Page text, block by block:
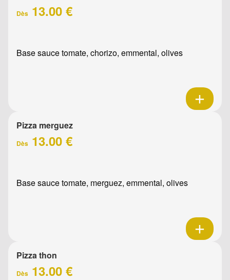
Dès 13.00 €
Base sauce tomate, chorizo, emmental, olives
Pizza merguez
Dès 13.00 €
Base sauce tomate, merguez, emmental, olives
Pizza thon
Dès 13.00 €